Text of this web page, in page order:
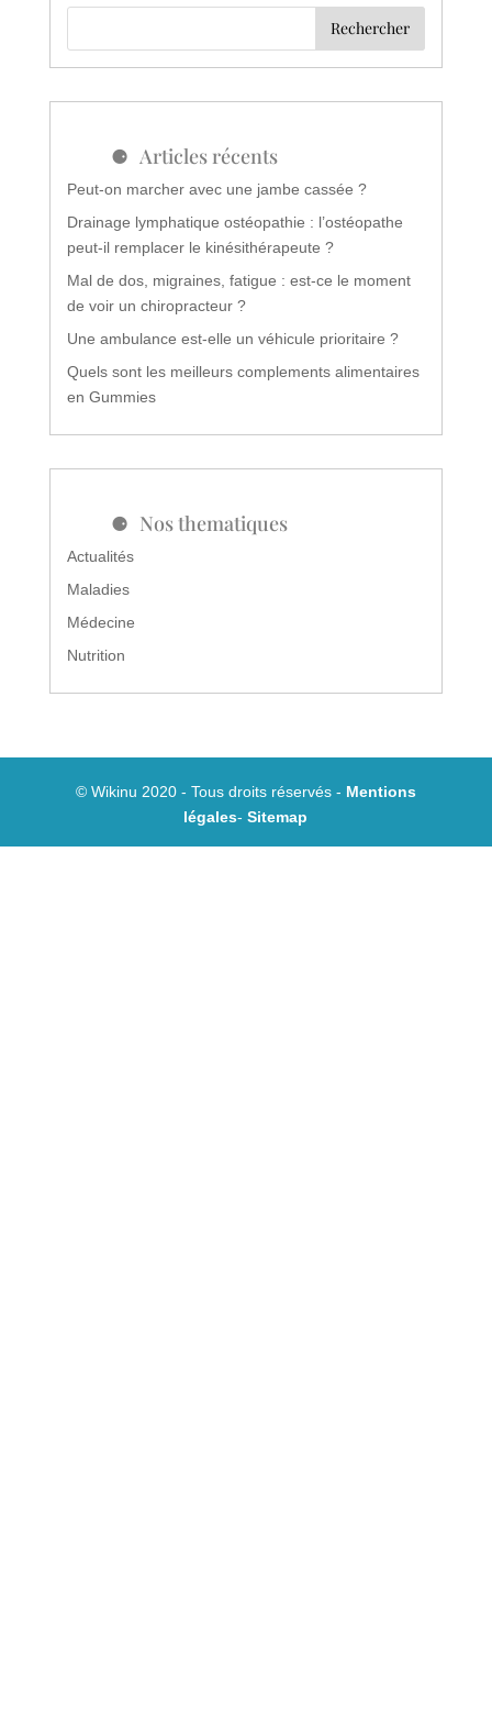
Articles récents
Peut-on marcher avec une jambe cassée ?
Drainage lymphatique ostéopathie : l’ostéopathe
peut-il remplacer le kinésithérapeute ?
Mal de dos, migraines, fatigue : est-ce le moment
de voir un chiropracteur ?
Une ambulance est-elle un véhicule prioritaire ?
Quels sont les meilleurs complements alimentaires
en Gummies
Nos thematiques
Actualités
Maladies
Médecine
Nutrition
© Wikinu 2020 - Tous droits réservés - Mentions
légales-Sitemap